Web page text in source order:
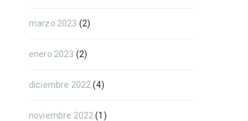
marzo 2023 (2)
enero 2023 (2)
diciembre 2022 (4)
noviembre 2022 (1)